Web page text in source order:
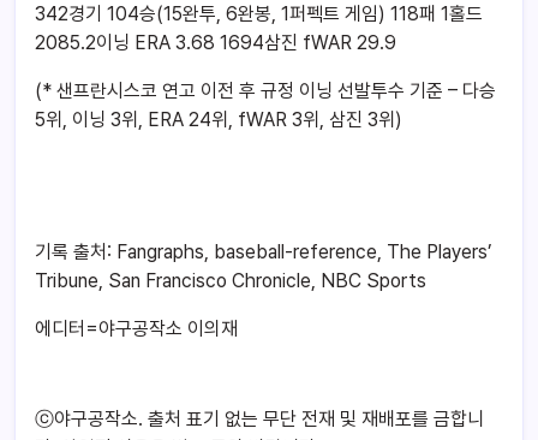
342경기 104승(15완투, 6완봉, 1퍼펙트 게임) 118패 1홀드
2085.2이닝 ERA 3.68 1694삼진 fWAR 29.9
(* 샌프란시스코 연고 이전 후 규정 이닝 선발투수 기준 – 다승
5위, 이닝 3위, ERA 24위, fWAR 3위, 삼진 3위)
기록 출처: Fangraphs, baseball-reference, The Players’
Tribune, San Francisco Chronicle, NBC Sports
에디터=야구공작소 이의재
ⓒ야구공작소. 출처 표기 없는 무단 전재 및 재배포를 금합니